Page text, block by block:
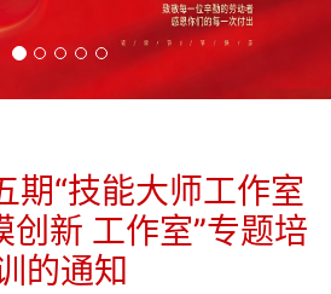
期“技能大师工作室
创新 工作室”专题培
的通知